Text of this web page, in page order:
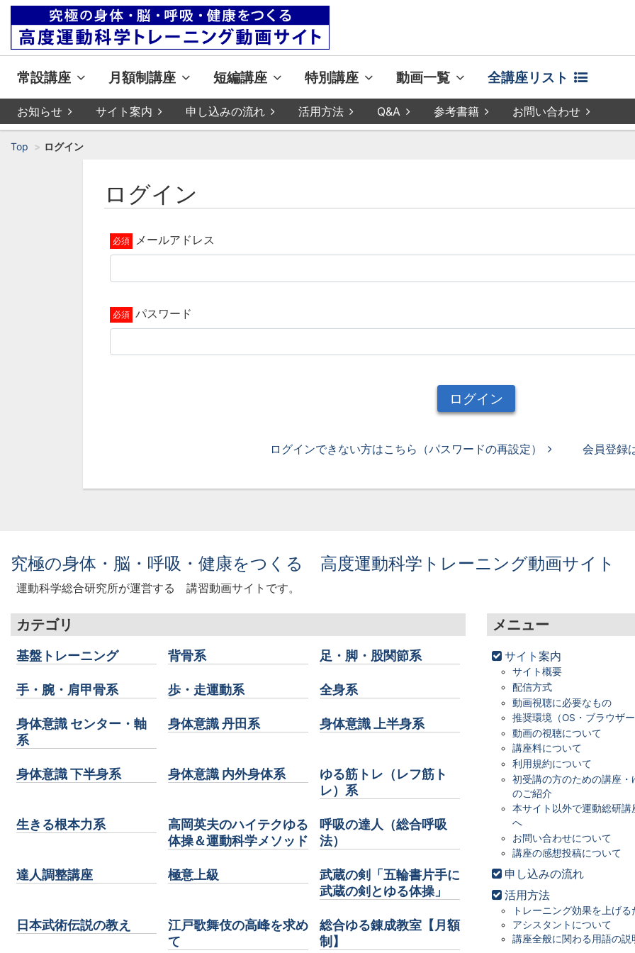
画面をクリックすると元に戻ります。×
常設講座 月額制講座 短編講座 特別講座 動画一覧 全講座リスト
お知らせ サイト案内 申し込みの流れ 活用方法 Q&A 参考書籍 お問い合わせ
Top ログイン
ログイン
メールアドレス
パスワード
ログイン
ログインできない方はこちら（パスワードの再設定） 会員登録
究極の身体・脳・呼吸・健康をつくる 高度運動科学トレーニング動画サイト
運動科学総合研究所が運営する 講習動画サイトです。
カテゴリ
基盤トレーニング 背骨系 足・脚・股関節系
手・腕・肩甲骨系 歩・走運動系 全身系
身体意識 センター・軸
系
身体意識 丹田系 身体意識 上半身系
身体意識 下半身系 身体意識 内外身体系
ゆる筋トレ（レフ筋ト
レ）系
生きる根本力系
高岡英夫のハイテクゆる
体操＆運動科学メソッド
呼吸の達人（総合呼吸
法）
達人調整講座 極意上級
武蔵の剣「五輪書片手に
武蔵の剣とゆる体操」
日本武術伝説の教え
江戸歌舞伎の高峰を求め
て
総合ゆる錬成教室【月額
制】
メニュー
サイト案内
サイト概要
配信方式
動画視聴に必要なもの
推奨環境（OS・ブラウザ
動画の視聴について
講座料について
利用規約について
初受講の方のための講座
のご紹介
本サイト以外で運動総研
へ
お問い合わせについて
講座の感想投稿について
申し込みの流れ
活用方法
トレーニング効果を上げる
アシスタントについて
講座全般に関わる用語の説